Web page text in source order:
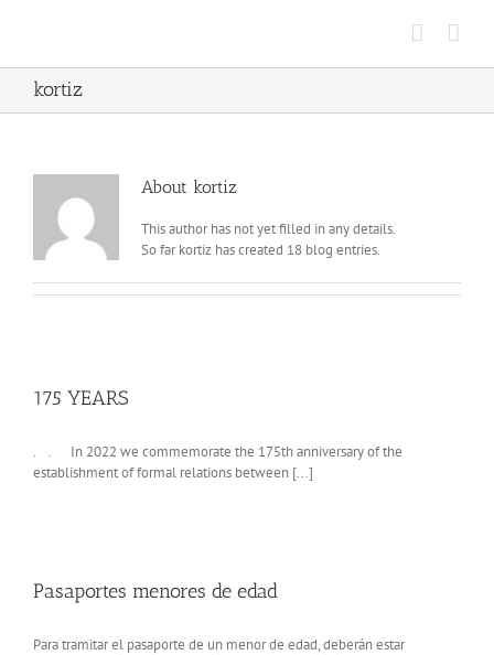
kortiz
About kortiz
This author has not yet filled in any details.
So far kortiz has created 18 blog entries.
175 YEARS
. . In 2022 we commemorate the 175th anniversary of the
establishment of formal relations between [...]
Pasaportes menores de edad
Para tramitar el pasaporte de un menor de edad, deberán estar